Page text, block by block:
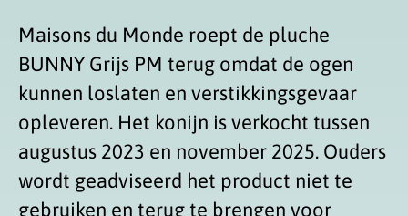
Maisons du Monde roept de pluche
BUNNY Grijs PM terug omdat de ogen
kunnen loslaten en verstikkingsgevaar
opleveren. Het konijn is verkocht tussen
augustus 2023 en november 2025. Ouders
wordt geadviseerd het product niet te
gebruiken en terug te brengen voor